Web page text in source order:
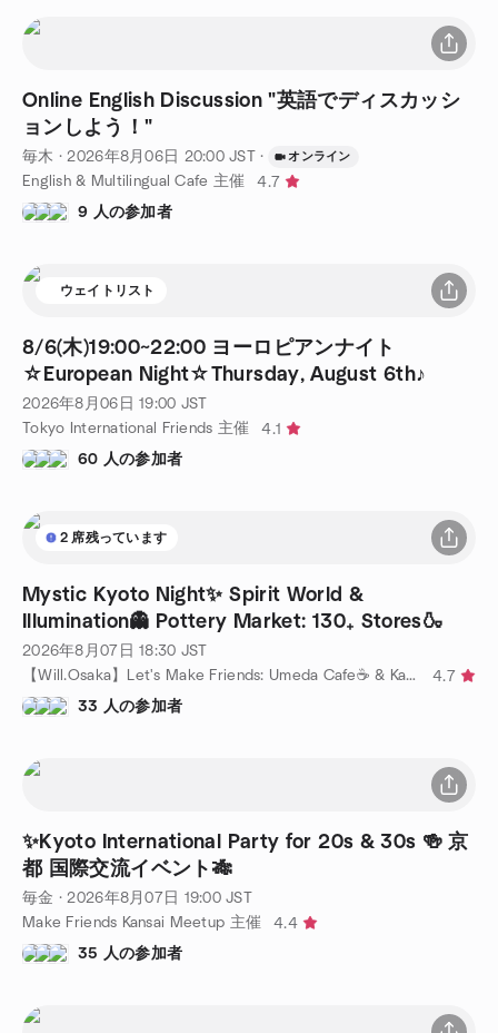
Online English Discussion "英語でディスカッシ
ョンしよう！"
毎木 · 2026年8月06日 20:00 JST · オンライン
English & Multilingual Cafe 主催
4.7
9 人の参加者
ウェイトリスト
8/6(木)19:00~22:00 ヨーロピアンナイト
☆European Night☆Thursday, August 6th♪
2026年8月06日 19:00 JST
Tokyo International Friends 主催
4.1
60 人の参加者
2 席残っています
Mystic Kyoto Night✨ Spirit World &
Illumination👻 Pottery Market: 130₊ Stores🍶
2026年8月07日 18:30 JST
【Will.Osaka】Let's Make Friends: Umeda Cafe☕ & Kansai Tour📸 主催
4.7
33 人の参加者
✨Kyoto International Party for 20s & 30s 🍻 京
都 国際交流イベント🎋
毎金 · 2026年8月07日 19:00 JST
Make Friends Kansai Meetup 主催
4.4
35 人の参加者